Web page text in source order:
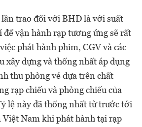
trao đổi với BHD là với suất
vận hành rạp tương ứng sẽ rất
phát hành phim, CGV và các
xây dựng và thống nhất áp dụng
thu phòng vé dựa trên chất
rạp chiếu và phòng chiếu của
lệ này đã thống nhất từ trước tới
Việt Nam khi phát hành tại rạp